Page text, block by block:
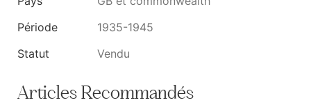
Période
1935-1945
Statut
Vendu
Articles Recommandés